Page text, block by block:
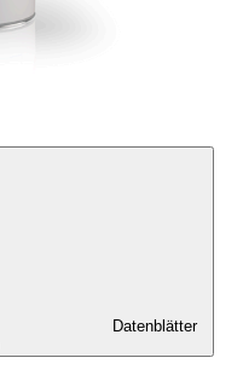
Datenblätter